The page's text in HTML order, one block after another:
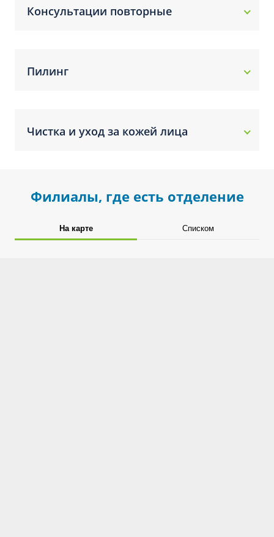
Консультации повторные
Пилинг
Чистка и уход за кожей лица
Филиалы, где есть отделение
На карте Списком